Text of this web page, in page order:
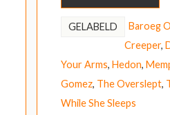
GELABELD Baroeg
Creeper,
Your Arms, Hedon,
Gomez, The Overslept,
While She Sleeps